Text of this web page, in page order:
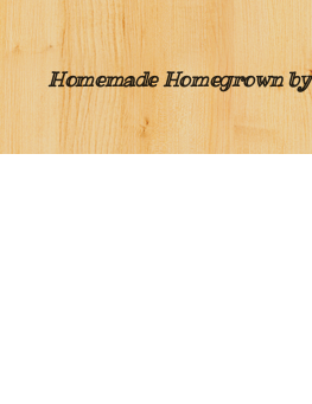
Homemade Homegrown